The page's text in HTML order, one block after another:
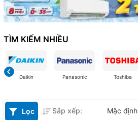
TÌM KIẾM NHIỀU
Daikin Panasonic Toshiba
Lọc Sắp xếp: Mặc định